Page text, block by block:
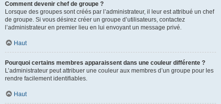
Comment devenir chef de groupe ?
Lorsque des groupes sont créés par l’administrateur, il leur est attribué un chef
de groupe. Si vous désirez créer un groupe d’utilisateurs, contactez
l’administrateur en premier lieu en lui envoyant un message privé.
Haut
Pourquoi certains membres apparaissent dans une couleur différente ?
L’administrateur peut attribuer une couleur aux membres d’un groupe pour les
rendre facilement identifiables.
Haut